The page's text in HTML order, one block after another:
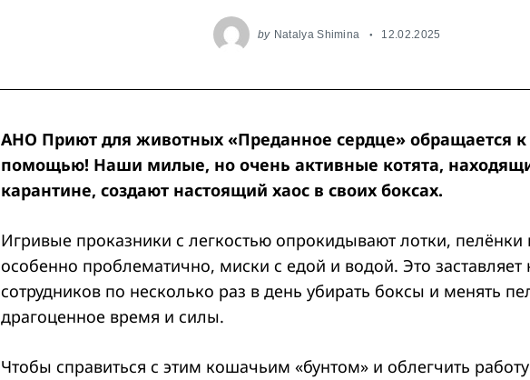
by Natalya Shimina 12.02.2025
АНО Приют для животных «Преданное сердце» обращается к
помощью! Наши милые, но очень активные котята,
карантине, создают настоящий хаос в своих боксах.
Игривые проказники с легкостью опрокидывают лотки, пелёнки
особенно проблематично, миски с едой и водой. Это
сотрудников по несколько раз в день убирать боксы и менять
драгоценное время и силы.
Чтобы справиться с этим кошачьим «бунтом» и облегчить